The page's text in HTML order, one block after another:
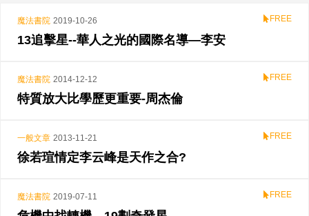
魔法書院 2019-10-26 FREE
13追擊星--華人之光的國際名導—李安
魔法書院 2014-12-12 FREE
特質放大比學歷更重要-周杰倫
一般文章 2013-11-21 FREE
徐若瑄情定李云峰是天作之合?
魔法書院 2019-07-11 FREE